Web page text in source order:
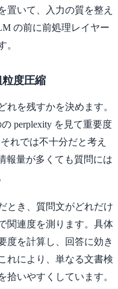
置いて、入力の質を整え
の前に前処理レイヤー
。
度圧縮
れを残すかを決めます。
perplexity を見て重要度
れでは不十分だと考え
報量が多くても質問には
とき、質問文がどれだけ
関連度を測ります。具体
度を計算し、回答に効き
れにより、単なる文書検
拾いやすくしています。